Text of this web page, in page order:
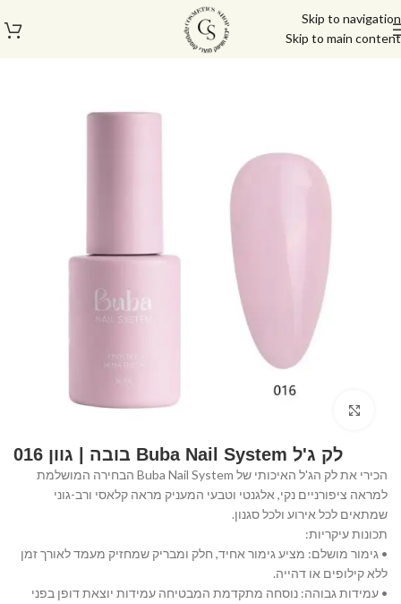
Skip to navigation
Skip to main content
לק ג'ל Buba Nail System בובה | גוון 016
הכירי את לק הג'ל האיכותי של Buba Nail System הבחירה המושלמת
למראה ציפורניים נקי, אלגנטי וטבעי המעניק מראה קלאסי ורב-גוני
שמתאים לכל אירוע ולכל סגנון.
תכונות עיקריות:
• גימור מושלם: מציע גימור אחיד, חלק ומבריק שמחזיק מעמד לאורך זמן
ללא קילופים או דהייה.
• עמידות גבוהה: נוסחה מתקדמת המבטיחה עמידות יוצאת דופן בפני